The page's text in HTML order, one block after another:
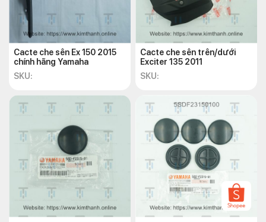
chkimthanh72@gmail.com
Cacte che sên Ex 150 2015
chính hãng Yamaha
SKU:
Cacte che sên trên/dưới
Exciter 135 2011
SKU: